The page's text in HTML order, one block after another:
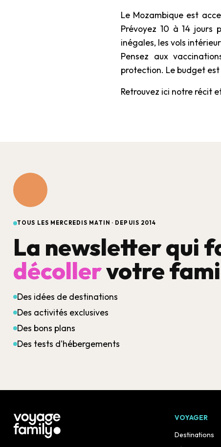
Le Mozambique est
Prévoyez 10 à 14
inégales, les vols
Pensez aux
protection. Le budget
Retrouvez ici notre récit
TOUS LES MERCREDIS MATIN · DEPUIS 2014
La newsletter qui
décollervotre
Des idées de destinations
Des activités exclusives
Des bons plans
Des tests d'hébergements
VOYAGER
Destinations